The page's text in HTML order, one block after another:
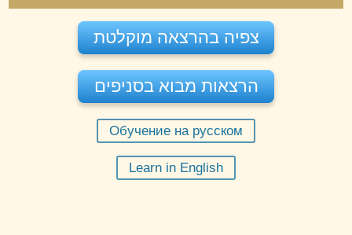
צפיה בהרצאה מוקלטת
הרצאות מבוא בסניפים
בשעה20:00
מוטי שפי
הרצאה מקוונת תל אביב
הזמינו מקום
Обучение на русском
Learn in English